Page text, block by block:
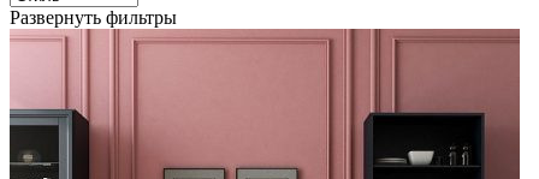
Развернуть фильтры